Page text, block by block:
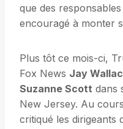
que des responsables
encouragé à monter
Plus tôt ce mois-ci,
Fox News Jay
Suzanne Scott dans
New Jersey. Au
critiqué les dirigeants